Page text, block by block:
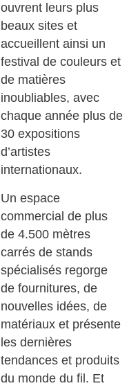
ouvrent leurs plus
beaux sites et
accueillent ainsi un
festival de couleurs et
de matières
inoubliables, avec
chaque année plus de
30 expositions
d’artistes
internationaux.
Un espace
commercial de plus
de 4.500 mètres
carrés de stands
spécialisés regorge
de fournitures, de
nouvelles idées, de
matériaux et présente
les dernières
tendances et produits
du monde du fil. Et